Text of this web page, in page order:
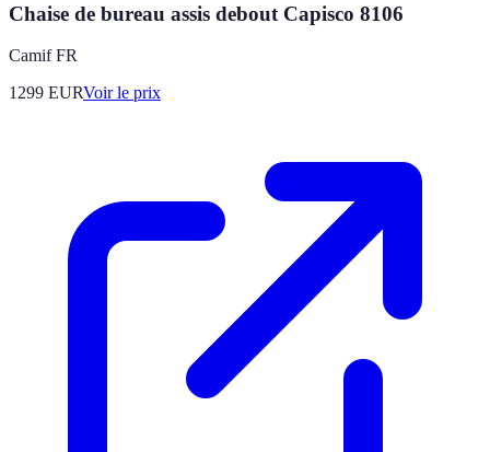
Chaise de bureau assis debout Capisco 8106
Camif FR
1299 EURVoir le prix